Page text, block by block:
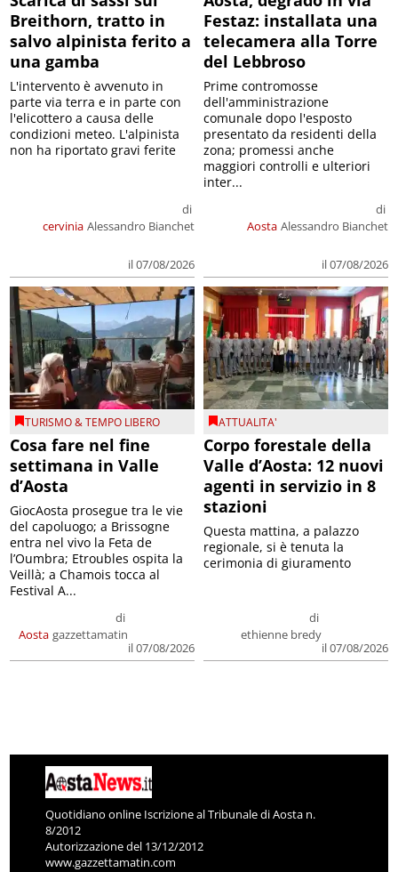
Breithorn, tratto in
salvo alpinista ferito a
una gamba
cervinia
di
Alessandro Bianchet
il 07/08/2026
L'intervento è avvenuto in
parte via terra e in parte con
l'elicottero a causa delle
condizioni meteo. L'alpinista
non ha riportato gravi ferite
Festaz: installata una
telecamera alla Torre
del Lebbroso
Aosta
di
Alessandro Bianchet
il 07/08/2026
Prime contromosse
dell'amministrazione
comunale dopo l'esposto
presentato da residenti della
zona; promessi anche
maggiori controlli e ulteriori
inter...
TURISMO & TEMPO LIBERO
Cosa fare nel fine
settimana in Valle
d’Aosta
Aosta
di
gazzettamatin
il 07/08/2026
GiocAosta prosegue tra le vie
del capoluogo; a Brissogne
entra nel vivo la Feta de
l’Oumbra; Etroubles ospita la
Veillà; a Chamois tocca al
Festival A...
ATTUALITA'
Corpo forestale della
Valle d’Aosta: 12 nuovi
agenti in servizio in 8
stazioni
di
ethienne bredy
il 07/08/2026
Questa mattina, a palazzo
regionale, si è tenuta la
cerimonia di giuramento
Quotidiano online Iscrizione al Tribunale di Aosta n.
8/2012
Autorizzazione del 13/12/2012
www.gazzettamatin.com